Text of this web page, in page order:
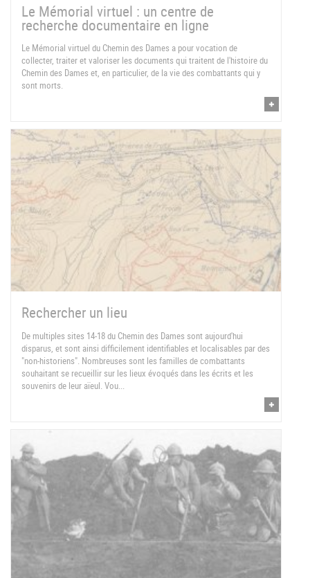
Le Mémorial virtuel : un centre de
recherche documentaire en ligne
Le Mémorial virtuel du Chemin des Dames a pour vocation de
collecter, traiter et valoriser les documents qui traitent de l'histoire du
Chemin des Dames et, en particulier, de la vie des combattants qui y
sont morts.
Rechercher un lieu
De multiples sites 14-18 du Chemin des Dames sont aujourd'hui
disparus, et sont ainsi difficilement identifiables et localisables par des
"non-historiens". Nombreuses sont les familles de combattants
souhaitant se recueillir sur les lieux évoqués dans les écrits et les
souvenirs de leur aïeul. Vou...